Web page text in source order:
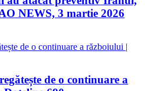
NEWS, 3 martie 2026
de o continuare a